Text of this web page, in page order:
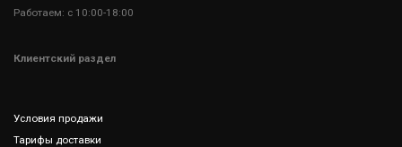
Работаем: с 10:00-18:00
Клиентский раздел
Условия продажи
Тарифы доставки